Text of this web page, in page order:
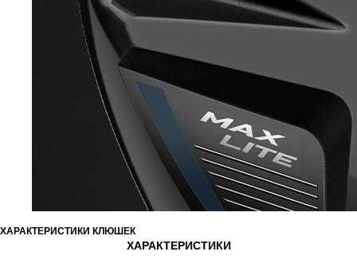
ХАРАКТЕРИСТИКИ КЛЮШЕК
ХАРАКТЕРИСТИКИ